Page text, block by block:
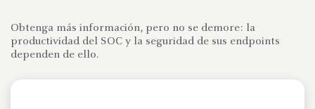
Obtenga más información, pero no se demore: la
productividad del SOC y la seguridad de sus endpoints
dependen de ello.